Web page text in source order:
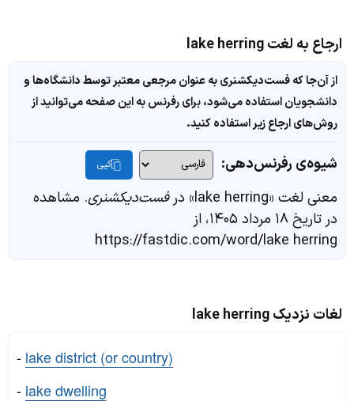
ارجاع به لغت lake herring
از آن‌جا که فست‌دیکشنری به عنوان مرجعی معتبر توسط دانشگاه‌ها و
دانشجویان استفاده می‌شود، برای رفرنس به این صفحه می‌توانید از
روش‌های ارجاع زیر استفاده کنید.
شیوه‌ی رفرنس‌دهی: کپی
معنی لغت «lake herring» در فست‌دیکشنری. مشاهده
در تاریخ ۱۸ مرداد ۱۴۰۵، از
https://fastdic.com/word/lake herring
لغات نزدیک lake herring
- lake district (or country)
- lake dwelling